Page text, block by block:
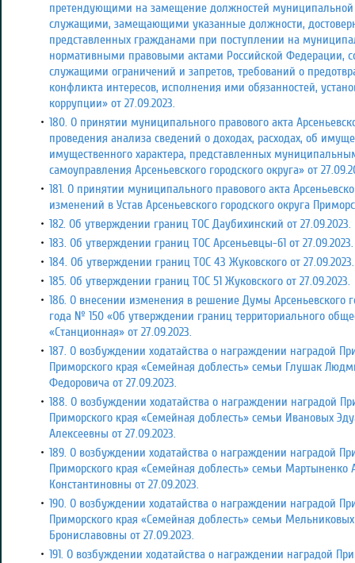
претендующими на замещение должностей
служащими, замещающими указанные должности,
представленных гражданами при поступлении на
нормативными правовыми актами Российской Федерации,
служащими ограничений и запретов, требований о
конфликта интересов, исполнения ими обязанностей,
коррупции» от 27.09.2023.
180. О принятии муниципального правового акта
проведения анализа сведений о доходах, расходах, об
имущественного характера, представленных
самоуправления Арсеньевского городского округа» от
181. О принятии муниципального правового акта
изменений в Устав Арсеньевского городского округа
182. Об утверждении границ ТОС Даубихинский от 27.09.2023.
183. Об утверждении границ ТОС Арсеньевцы-61 от 27.09.2023.
184. Об утверждении границ ТОС 43 Жуковского от 27.09.2023.
185. Об утверждении границ ТОС 51 Жуковского от 27.09.2023.
186. О внесении изменения в решение Думы Арсеньевского
года № 150 «Об утверждении границ территориального
«Станционная» от 27.09.2023.
187. О возбуждении ходатайства о награждении наградой
Приморского края «Семейная доблесть» семьи Глушак
Федоровича от 27.09.2023.
188. О возбуждении ходатайства о награждении наградой
Приморского края «Семейная доблесть» семьи Ивановых
Алексеевны от 27.09.2023.
189. О возбуждении ходатайства о награждении наградой
Приморского края «Семейная доблесть» семьи Мартыненко
Константиновны от 27.09.2023.
190. О возбуждении ходатайства о награждении наградой
Приморского края «Семейная доблесть» семьи
Брониславовны от 27.09.2023.
191. О возбуждении ходатайства о награждении наградой